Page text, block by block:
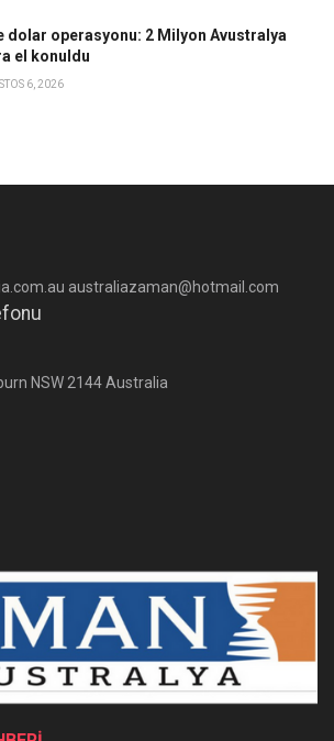
dolar operasyonu: 2 Milyon Avustralya
el konuldu
6, 2026
australiazaman@hotmail.com
NSW 2144 Australia